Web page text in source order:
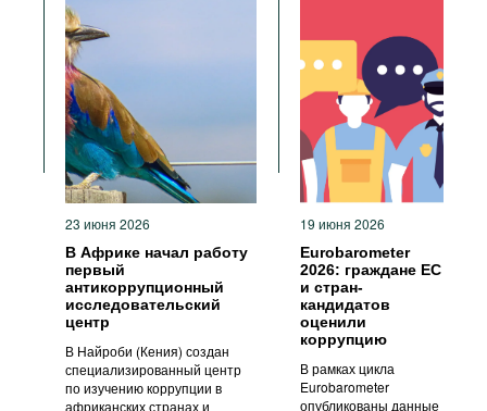
23 июня 2026
В Африке начал работу
первый
антикоррупционный
исследовательский
центр
В Найроби (Кения) создан
специализированный центр
по изучению коррупции в
африканских странах и
19 июня 2026
Eurobarometer
2026: граждане ЕС
и стран-
кандидатов
оценили
коррупцию
В рамках цикла
Eurobarometer
опубликованы данные